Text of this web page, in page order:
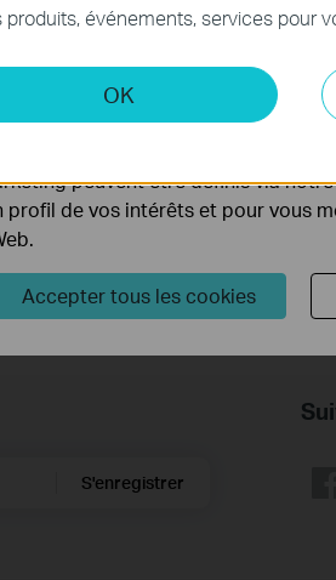
Fonctions intégrées
Le budget d'alimentation PoE réel n'est pas
distance de transmission réelle peut varier en
S'enregistrer
produits, événements, services pour
OK
et marketing
nous permettent d'analyser
de notre site Web.
peuvent être définis via
profil de vos intérêts et pour vous
Accepter tous les cookies